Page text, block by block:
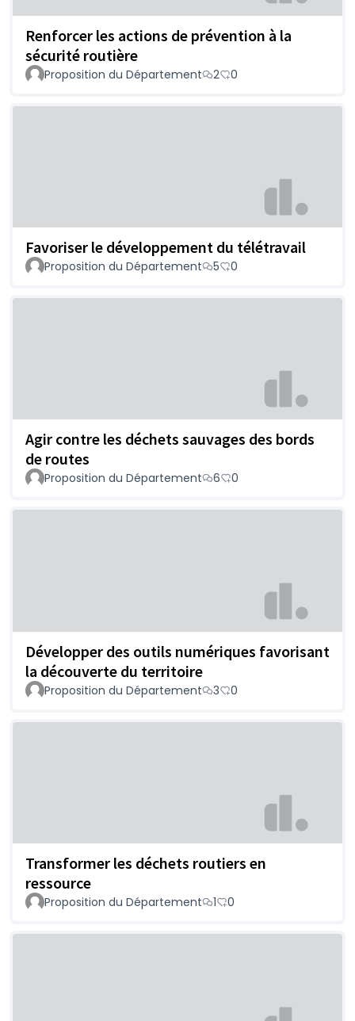
Renforcer les actions de prévention à la
sécurité routière
Proposition du Département 2 0
Favoriser le développement du télétravail
Proposition du Département 5 0
Agir contre les déchets sauvages des bords
de routes
Proposition du Département 6 0
Développer des outils numériques favorisant
la découverte du territoire
Proposition du Département 3 0
Transformer les déchets routiers en
ressource
Proposition du Département 1 0